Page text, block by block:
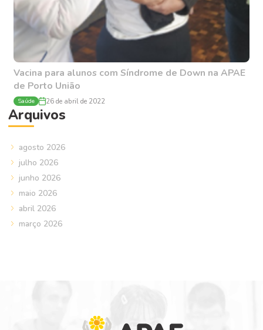
Vacina para alunos com Síndrome de Down na APAE
de Porto União
Saúde 26 de abril de 2022
Arquivos
agosto 2026
julho 2026
junho 2026
maio 2026
abril 2026
março 2026